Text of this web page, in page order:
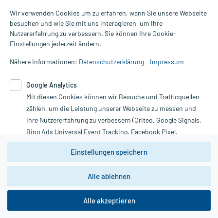
Hilfsmittelbox
Direktabrechnung PKV
Apotheke vor Ort
Karriere
Engagement
Partner
Impressum
Datenschutz
Cookie-Einstellungen
Barrierefreiheitserklärung
SEPA-Lastschrift
Folgen Sie uns:
mycare App:
Wir verwenden Cookies um zu erfahren, wann Sie unsere Webseite
besuchen und wie Sie mit uns interagieren, um Ihre
Nutzererfahrung zu verbessern. Sie können Ihre Cookie-
Einstellungen jederzeit ändern.
Nähere Informationen: Datenschutzerklärung Impressum
Google Analytics
Mit diesen Cookies können wir Besuche und Trafficquellen
zählen, um die Leistung unserer Webseite zu messen und
Ihre Nutzererfahrung zu verbessern (Criteo, Google Signals,
Bing Ads Universal Event Tracking, Facebook Pixel,
Youtube-Social Plugin).
Wir weisen darauf hin, dass die
zwingend den Europäischen Anforderungen gem. EU-
DSGVO genügen und ein Datentransfer in Drittstaaten bzw.
Daten dort verarbeitet werden, kann nicht geprüft und
nachvollzogen werden.
Einstellungen speichern
Alle ablehnen
Alle akzeptieren